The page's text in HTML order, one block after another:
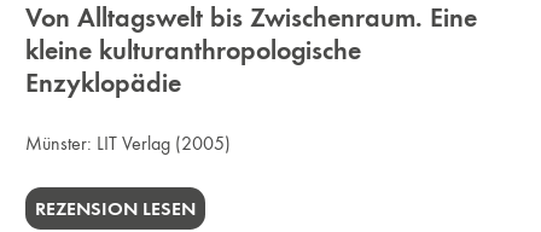
Von Alltagswelt bis Zwischenraum. Eine
kleine kulturanthropologische
Enzyklopädie
Münster: LIT Verlag (2005)
REZENSION LESEN